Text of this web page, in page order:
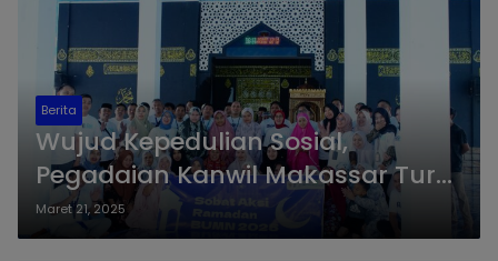
Berita
Wujud Kepedulian Sosial,
Pegadaian Kanwil Makassar Turut
Berpartisipasi di Kegiatan Sobat
Aksi Ramadan BUMN Tahun 2025
Maret 21, 2025